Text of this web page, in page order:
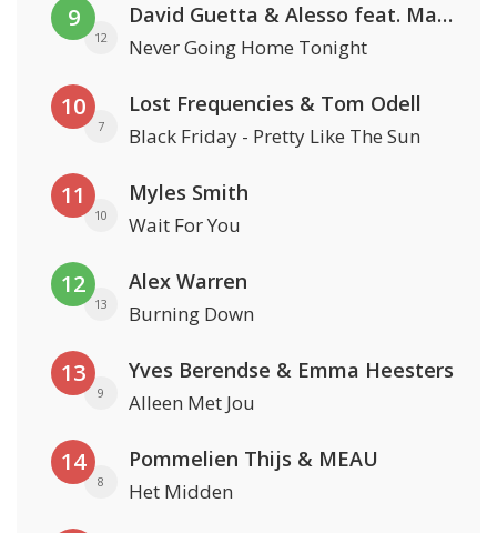
9
12
David Guetta & Alesso feat. Madison Love
Never Going Home Tonight
10
7
Lost Frequencies & Tom Odell
Black Friday - Pretty Like The Sun
11
10
Myles Smith
Wait For You
12
13
Alex Warren
Burning Down
13
9
Yves Berendse & Emma Heesters
Alleen Met Jou
14
8
Pommelien Thijs & MEAU
Het Midden